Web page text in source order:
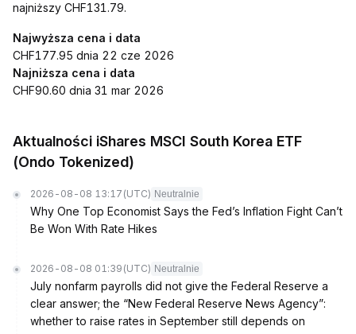
najniższy CHF131.79.
Najwyższa cena i data
CHF177.95 dnia 22 cze 2026
Najniższa cena i data
CHF90.60 dnia 31 mar 2026
Aktualności iShares MSCI South Korea ETF
(Ondo Tokenized)
2026-08-08 13:17 (UTC) Neutralnie
Why One Top Economist Says the Fed’s Inflation Fight Can’t
Be Won With Rate Hikes
2026-08-08 01:39 (UTC) Neutralnie
July nonfarm payrolls did not give the Federal Reserve a
clear answer; the “New Federal Reserve News Agency”:
whether to raise rates in September still depends on